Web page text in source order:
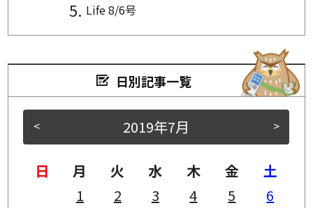
Life 8/6号
日別記事一覧
< >
2019年7月
日 月 火 水 木 金
土
1
2 3 4 5
6